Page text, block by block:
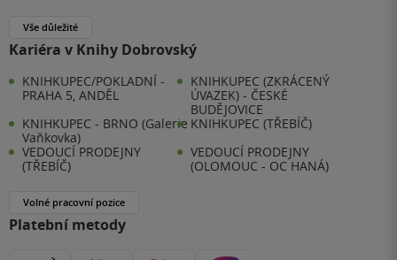
Vše důležité
Kariéra v Knihy Dobrovský
KNIHKUPEC/POKLADNÍ -
PRAHA 5, ANDĚL
KNIHKUPEC (ZKRÁCENÝ
ÚVAZEK) - ČESKÉ
BUDĚJOVICE
KNIHKUPEC - BRNO (Galerie
Vaňkovka)
KNIHKUPEC (TŘEBÍČ)
VEDOUCÍ PRODEJNY
(TŘEBÍČ)
VEDOUCÍ PRODEJNY
(OLOMOUC - OC HANÁ)
Volné pracovní pozice
Platební metody